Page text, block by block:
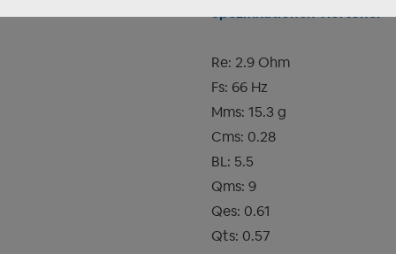
Spezifikationen Tieftöner
Re: 2.9 Ohm
Fs: 66 Hz
Mms: 15.3 g
Cms: 0.28
BL: 5.5
Qms: 9
Qes: 0.61
Qts: 0.57